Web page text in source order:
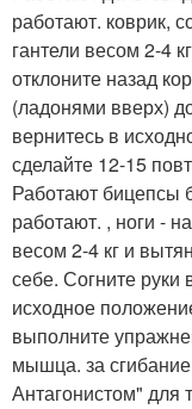
работают. коврик,
гантели весом 2-4
отклоните назад
(ладонями вверх)
вернитесь в
сделайте 12-15
Работают
работают. , ноги -
весом 2-4 кг и
себе. Согните руки
исходное
выполните
мышца. за
Антагонистом" для